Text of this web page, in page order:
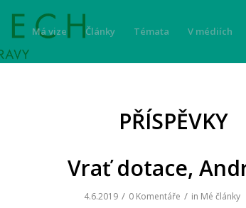
Má vize Články Témata V médiích
PŘÍSPĚVKY
Vrať dotace,
4.6.2019 / 0 Komentáře / in Mé články